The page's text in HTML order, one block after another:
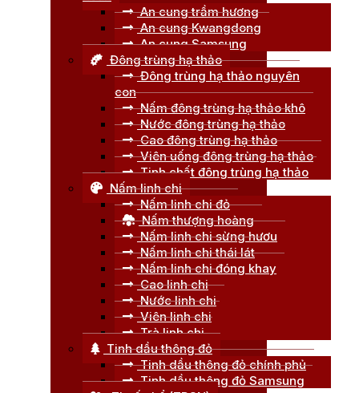
An cung trầm hương
An cung Kwangdong
An cung Samsung
Đông trùng hạ thảo
Đông trùng hạ thảo nguyên
con
Nấm đông trùng hạ thảo khô
Nước đông trùng hạ thảo
Cao đông trùng hạ thảo
Viên uống đông trùng hạ thảo
Tinh chất đông trùng hạ thảo
Nấm linh chi
Nấm linh chi đỏ
Nấm thượng hoàng
Nấm linh chi sừng hươu
Nấm linh chi thái lát
Nấm linh chi đóng khay
Cao linh chi
Nước linh chi
Viên linh chi
Trà linh chi
Tinh dầu thông đỏ
Tinh dầu thông đỏ chính phủ
Tinh dầu thông đỏ Samsung